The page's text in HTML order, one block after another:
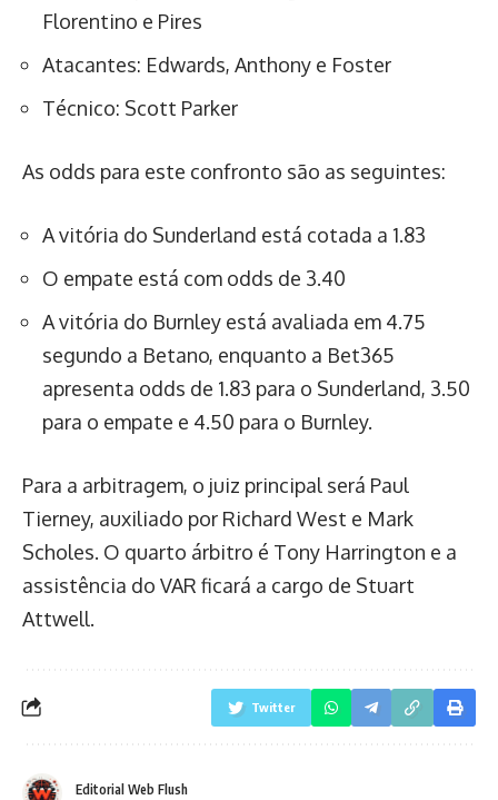
Florentino e Pires
Atacantes: Edwards, Anthony e Foster
Técnico: Scott Parker
As odds para este confronto são as seguintes:
A vitória do Sunderland está cotada a 1.83
O empate está com odds de 3.40
A vitória do Burnley está avaliada em 4.75
segundo a Betano, enquanto a Bet365
apresenta odds de 1.83 para o Sunderland, 3.50
para o empate e 4.50 para o Burnley.
Para a arbitragem, o juiz principal será Paul
Tierney, auxiliado por Richard West e Mark
Scholes. O quarto árbitro é Tony Harrington e a
assistência do VAR ficará a cargo de Stuart
Attwell.
Twitter
Editorial Web Flush